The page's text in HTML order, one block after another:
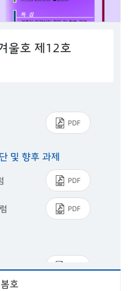
울호 제12호
PDF
및 향후 과제
PDF
PDF
호